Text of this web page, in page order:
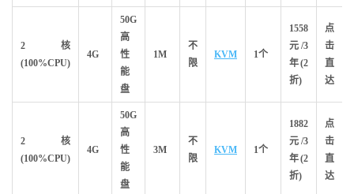
2核
(100%CPU)
4G
50G
高
性
能
盘
1M
不
限
KVM 1个
1558
元/3
年(2
折)
点
击
直
达
2核
(100%CPU)
4G
50G
高
性
能
盘
3M
不
限
KVM 1个
1882
元/3
年(2
折)
点
击
直
达